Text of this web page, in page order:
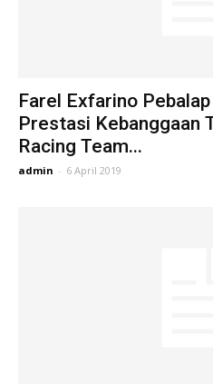
Farel Exfarino
Prestasi Kebanggaan
Racing Team...
admin - 6 April 2019